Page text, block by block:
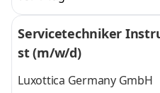
Servicetechniker
st (m/w/d)
Luxottica Germany GmbH